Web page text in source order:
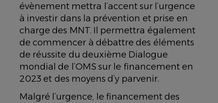
évènement mettra l’accent sur l’urgence
à investir dans la prévention et prise en
charge des MNT. Il permettra également
de commencer à débattre des éléments
de réussite du deuxième Dialogue
mondial de l’OMS sur le financement en
2023 et des moyens d’y parvenir.
Malgré l’urgence, le financement des